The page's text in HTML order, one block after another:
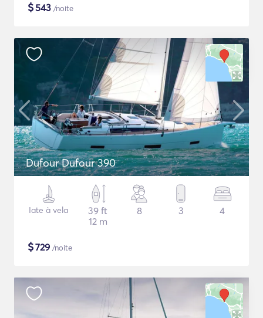
$543 /noite
Dufour Dufour 390
Iate à vela
39 ft
12 m
8 3 4
$729 /noite